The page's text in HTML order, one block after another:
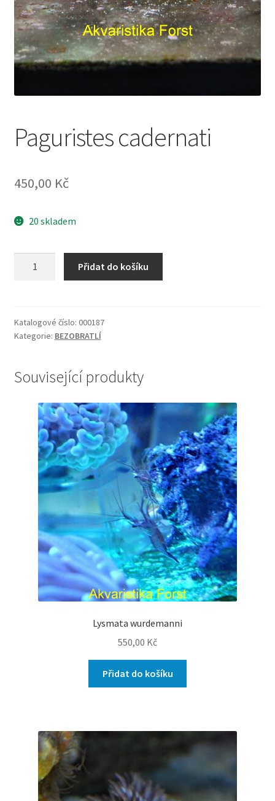
Paguristes cadernati
450,00 Kč
20 skladem
Přidat do košíku
Katalogové číslo: 000187
Kategorie: BEZOBRATLÍ
Související produkty
Lysmata wurdemanni
550,00 Kč
Přidat do košíku